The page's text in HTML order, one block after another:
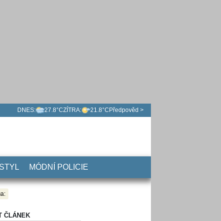
DNES: 27.8°CZÍTRA: 21.8°C Předpověd >
MÓDNÍ POLICIE
ČLÁNEK